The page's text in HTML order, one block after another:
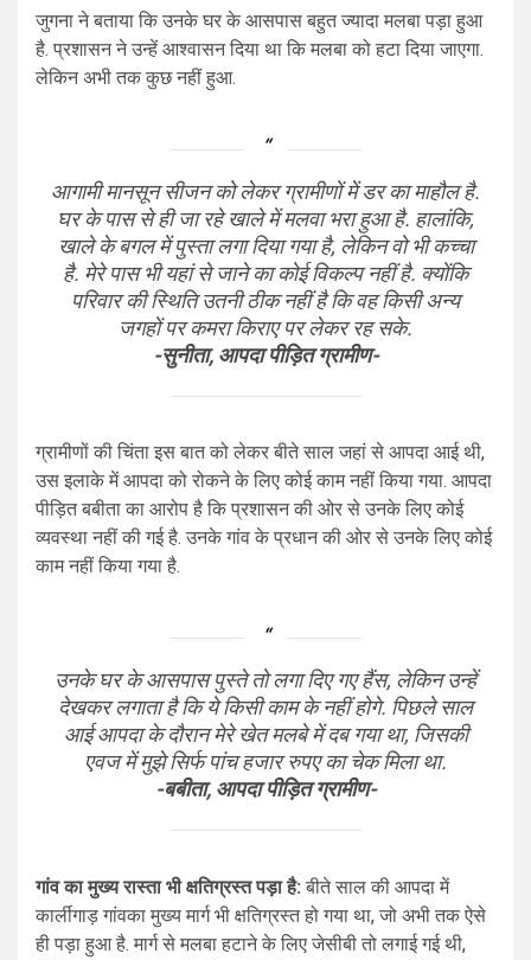
जुगना ने बताया कि उनके घर के आसपास बहुत ज्यादा मलबा पड़ा हुआ
है. प्रशासन ने उन्हें आश्वासन दिया था कि मलबा को हटा दिया जाएगा.
लेकिन अभी तक कुछ नहीं हुआ.
आगामी मानसून सीजन को लेकर ग्रामीणों में डर का माहौल है.
घर के पास से ही जा रहे खाले में मलवा भरा हुआ है. हालांकि,
खाले के बगल में पुस्ता लगा दिया गया है, लेकिन वो भी कच्चा
है. मेरे पास भी यहां से जाने का कोई विकल्प नहीं है. क्योंकि
परिवार की स्थिति उतनी ठीक नहीं है कि वह किसी अन्य
जगहों पर कमरा किराए पर लेकर रह सके.
-सुनीता, आपदा पीड़ित ग्रामीण-
ग्रामीणों की चिंता इस बात को लेकर बीते साल जहां से आपदा आई थी,
उस इलाके में आपदा को रोकने के लिए कोई काम नहीं किया गया. आपदा
पीड़ित बबीता का आरोप है कि प्रशासन की ओर से उनके लिए कोई
व्यवस्था नहीं की गई है. उनके गांव के प्रधान की ओर से उनके लिए कोई
काम नहीं किया गया है.
उनके घर के आसपास पुस्ते तो लगा दिए गए हैंस, लेकिन उन्हें
देखकर लगाता है कि ये किसी काम के नहीं होगे. पिछले साल
आई आपदा के दौरान मेरे खेत मलबे में दब गया था, जिसकी
एवज में मुझे सिर्फ पांच हजार रुपए का चेक मिला था.
-बबीता, आपदा पीड़ित ग्रामीण-
गांव का मुख्य रास्ता भी क्षतिग्रस्त पड़ा है: बीते साल की आपदा में
कार्लीगाड़ गांवका मुख्य मार्ग भी क्षतिग्रस्त हो गया था, जो अभी तक ऐसे
ही पड़ा हुआ है. मार्ग से मलबा हटाने के लिए जेसीबी तो लगाई गई थी,